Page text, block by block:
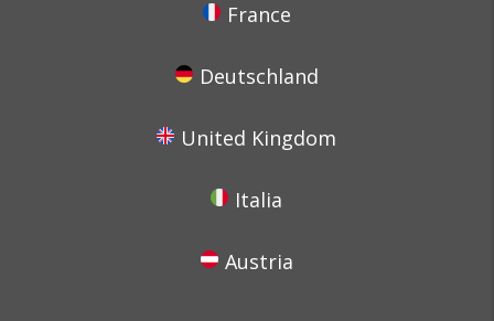
France
Deutschland
United Kingdom
Italia
Austria